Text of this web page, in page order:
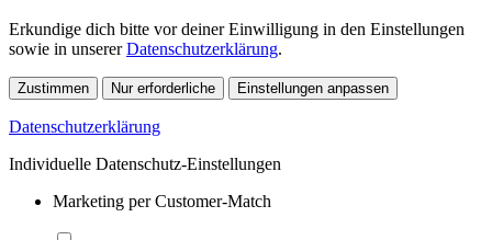
Erkundige dich bitte vor deiner Einwilligung in den Einstellungen
sowie in unsererDatenschutzerklärung.
Zustimmen Nur erforderliche Einstellungen anpassen
Datenschutzerklärung
Individuelle Datenschutz-Einstellungen
Marketing per Customer-Match